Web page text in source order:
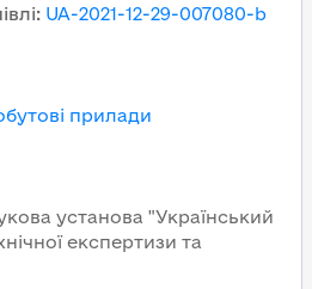
: UA-2021-12-29-007080-b
прилади
установа "Український
експертизи та